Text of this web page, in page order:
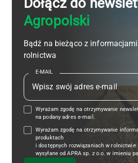
Agropolski
Bądź na bieżąco z
rolnictwa
E-MAIL
Wyrażam zgodę na otrzymywanie
na podany adres e-mail.
Wyrażam zgodę na otrzymywanie
produktach
i dostępnych rozwiązaniach w
wysyłane od APRA sp. z o.o. w imieniu